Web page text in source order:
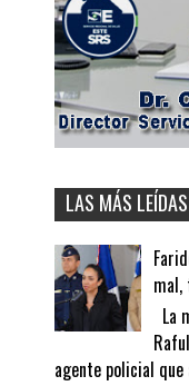
LAS MÁS LEÍDAS
mal,
La
agente policial